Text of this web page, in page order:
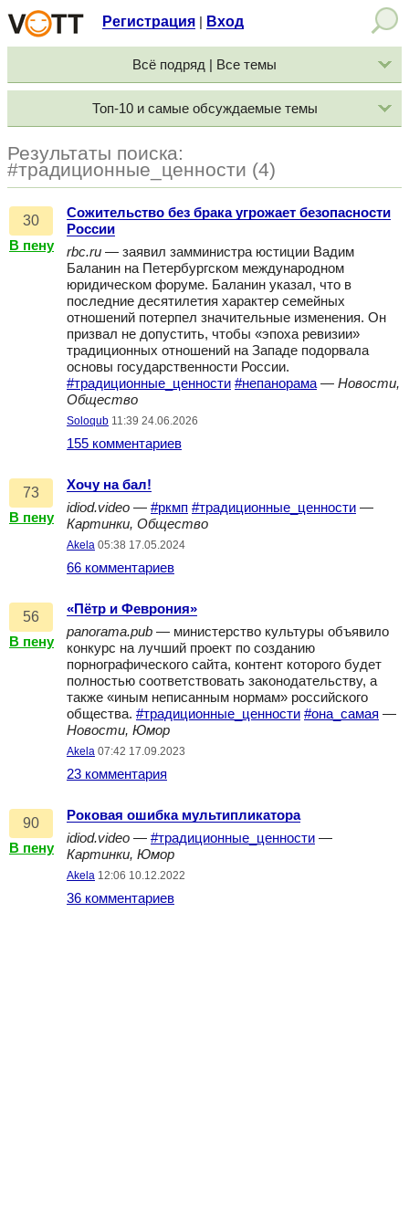
Регистрация Вход
Всё подряд | Все темы
Топ-10 и самые обсуждаемые темы
Результаты поиска:
#традиционные_ценности (4)
30
В пену
Сожительство без брака угрожает безопасности
России
rbc.ru — заявил замминистра юстиции Вадим
Баланин на Петербургском международном
юридическом форуме. Баланин указал, что в
последние десятилетия характер семейных
отношений потерпел значительные изменения. Он
призвал не допустить, чтобы «эпоха ревизии»
традиционных отношений на Западе подорвала
основы государственности России.
#традиционные_ценности #непанорама — Новости,
Общество
Soloqub 11:39 24.06.2026
155 комментариев
73
В пену
Хочу на бал!
idiod.video — #ркмп #традиционные_ценности —
Картинки, Общество
Akela 05:38 17.05.2024
66 комментариев
56
В пену
«Пётр и Феврония»
panorama.pub — министерство культуры объявило
конкурс на лучший проект по созданию
порнографического сайта, контент которого будет
полностью соответствовать законодательству, а
также «иным неписанным нормам» российского
общества. #традиционные_ценности #она_самая —
Новости, Юмор
Akela 07:42 17.09.2023
23 комментария
90
В пену
Роковая ошибка мультипликатора
idiod.video — #традиционные_ценности —
Картинки, Юмор
Akela 12:06 10.12.2022
36 комментариев